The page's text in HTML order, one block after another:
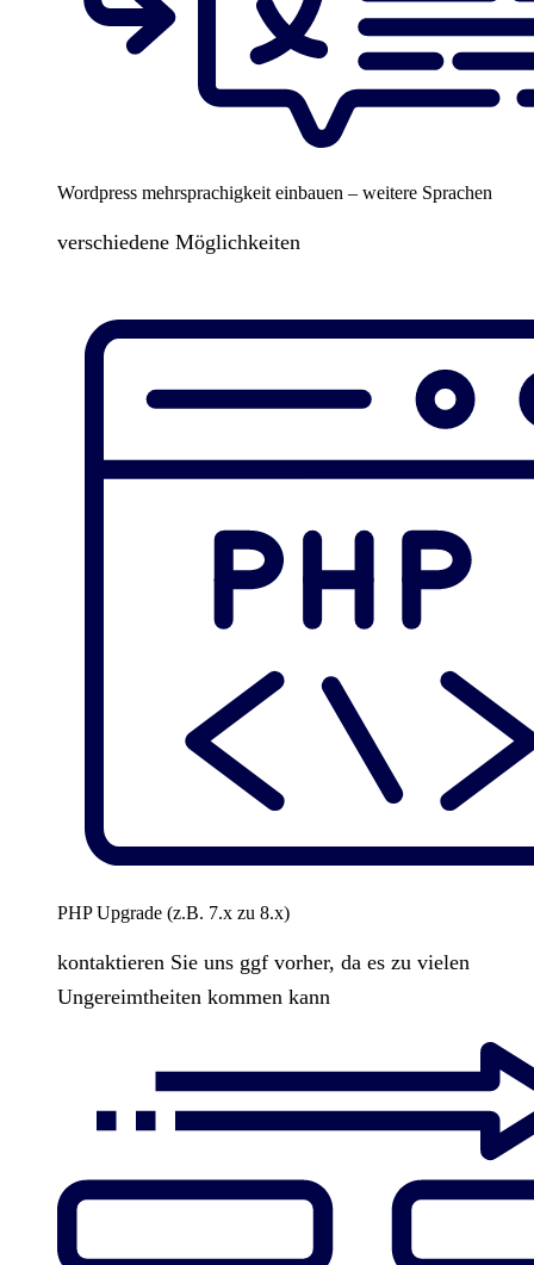
Wordpress mehrsprachigkeit einbauen – weitere Sprachen
verschiedene Möglichkeiten
PHP Upgrade (z.B. 7.x zu 8.x)
kontaktieren Sie uns ggf vorher, da es zu vielen
Ungereimtheiten kommen kann